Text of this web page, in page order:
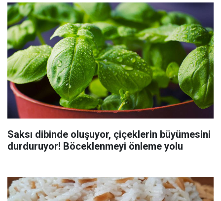
Saksı dibinde oluşuyor, çiçeklerin büyümesini
durduruyor! Böceklenmeyi önleme yolu